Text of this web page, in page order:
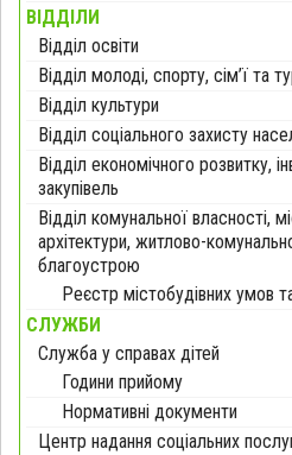
ВІДДІЛИ
Відділ освіти
Відділ молоді, спорту, сім’ї та
Відділ культури
Відділ соціального захисту
Відділ економічного розвитку,
закупівель
Відділ комунальної власності,
архітектури, житлово-
благоустрою
Реєстр містобудівних умов
СЛУЖБИ
Служба у справах дітей
Години прийому
Нормативні документи
Центр надання соціальних